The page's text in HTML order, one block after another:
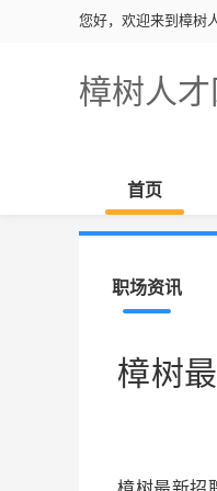
您好，欢迎来到樟树
樟树人才
首页
职场资讯
樟树